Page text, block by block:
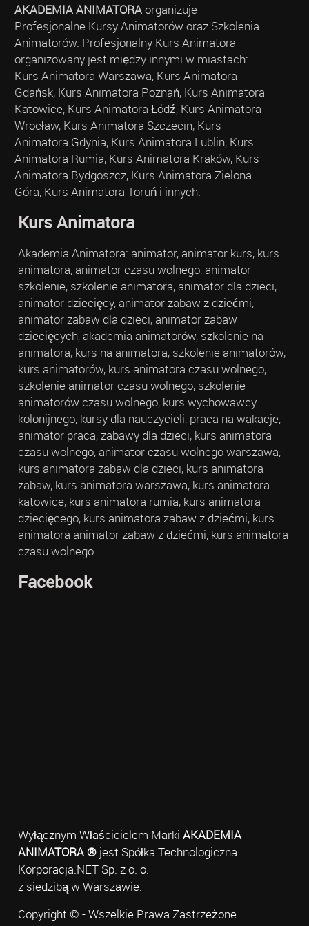
AKADEMIA ANIMATORAorganizuje
Profesjonalne Kursy Animatorów oraz Szkolenia
Animatorów. Profesjonalny Kurs Animatora
organizowany jest między innymi w miastach:
Kurs Animatora Warszawa, Kurs Animatora
Gdańsk, Kurs Animatora Poznań, Kurs Animatora
Katowice, Kurs Animatora Łódź, Kurs Animatora
Wrocław, Kurs Animatora Szczecin, Kurs
Animatora Gdynia, Kurs Animatora Lublin, Kurs
Animatora Rumia, Kurs Animatora Kraków, Kurs
Animatora Bydgoszcz, Kurs Animatora Zielona
Góra, Kurs Animatora Toruń i innych.
Kurs Animatora
Akademia Animatora: animator, animator kurs, kurs
animatora, animator czasu wolnego, animator
szkolenie, szkolenie animatora, animator dla dzieci,
animator dziecięcy, animator zabaw z dziećmi,
animator zabaw dla dzieci, animator zabaw
dziecięcych, akademia animatorów, szkolenie na
animatora, kurs na animatora, szkolenie animatorów,
kurs animatorów, kurs animatora czasu wolnego,
szkolenie animator czasu wolnego, szkolenie
animatorów czasu wolnego, kurs wychowawcy
kolonijnego, kursy dla nauczycieli, praca na wakacje,
animator praca, zabawy dla dzieci, kurs animatora
czasu wolnego, animator czasu wolnego warszawa,
kurs animatora zabaw dla dzieci, kurs animatora
zabaw, kurs animatora warszawa, kurs animatora
katowice, kurs animatora rumia, kurs animatora
dziecięcego, kurs animatora zabaw z dziećmi, kurs
animatora animator zabaw z dziećmi, kurs animatora
czasu wolnego
Facebook
Wyłącznym Właścicielem Marki AKADEMIA
ANIMATORA ®jest Spółka Technologiczna
Korporacja.NET Sp. z o. o.
z siedzibą w Warszawie.
Copyright © - Wszelkie Prawa Zastrzeżone.